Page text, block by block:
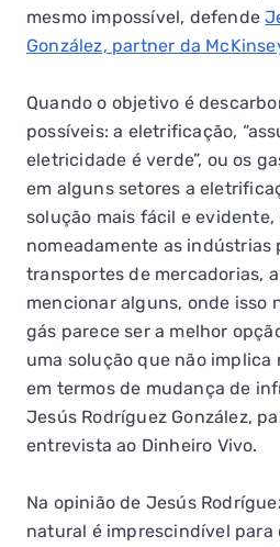
mesmo impossível, defende
González, partner da
Quando o objetivo é
possíveis: a eletrificação,
eletricidade é verde”, ou os
em alguns setores a
solução mais fácil e evidente,
nomeadamente as indústrias
transportes de mercadorias,
mencionar alguns, onde isso
gás parece ser a melhor
uma solução que não
em termos de mudança de
Jesús Rodríguez González,
entrevista ao Dinheiro Vivo.
Na opinião de Jesús
natural é imprescindível para